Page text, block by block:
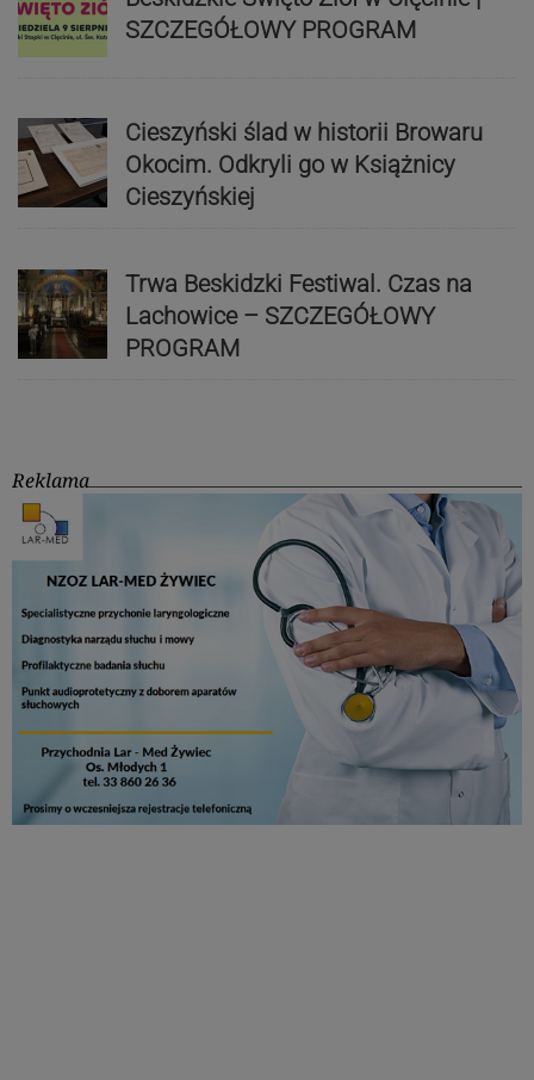
SZCZEGÓŁOWY PROGRAM
Cieszyński ślad w historii Browaru
Okocim. Odkryli go w Książnicy
Cieszyńskiej
Trwa Beskidzki Festiwal. Czas na
Lachowice – SZCZEGÓŁOWY
PROGRAM
Reklama